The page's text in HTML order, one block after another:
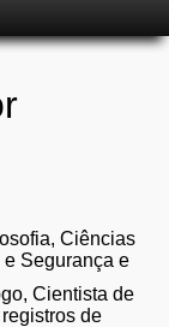
Ciências
Segurança e
Cientista de
de